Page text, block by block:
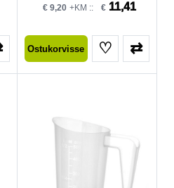
€ 9,20 +KM :: € 11,41
Ostukorvisse ♡ ⇄